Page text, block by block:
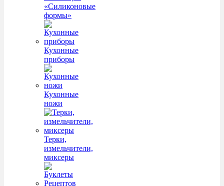
«Силиконовые
формы»
Кухонные
приборы
Кухонные
ножи
Терки,
измельчители,
миксеры